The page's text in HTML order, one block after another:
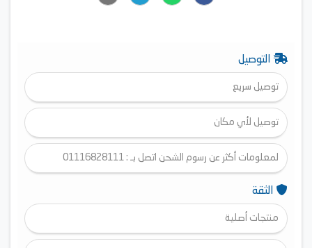
التوصيل
توصيل سريع
توصيل لأي مكان
لمعلومات أكثر عن رسوم الشحن اتصل بـ : 01116828111
الثقة
منتجات أصلية